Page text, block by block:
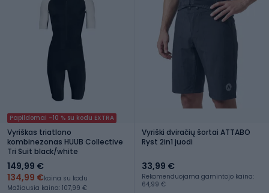
Papildomai -10 % su kodu EXTRA
Vyriškas triatlono
kombinezonas HUUB Collective
Tri Suit black/white
149,99 €
134,99 €kaina su kodu
Mažiausia kaina: 107,99 €
Vyriški dviračių šortai ATTABO
Ryst 2in1 juodi
33,99 €
Rekomenduojama gamintojo kaina:
64,99 €